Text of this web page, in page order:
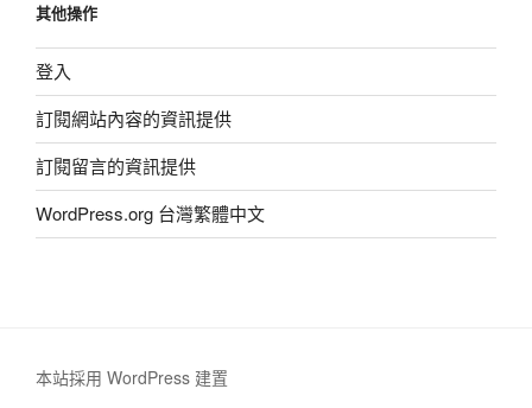
其他操作
登入
訂閱網站內容的資訊提供
訂閱留言的資訊提供
WordPress.org 台灣繁體中文
本站採用 WordPress 建置